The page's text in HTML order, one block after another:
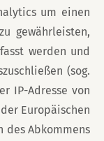
um einen
gewährleisten,
werden und
(sog.
IP-Adresse von
Europäischen
des Abkommens